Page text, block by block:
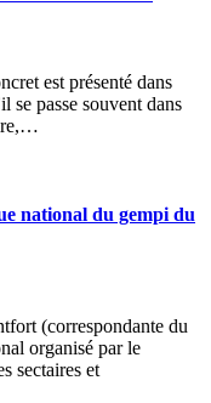
est présenté dans
se passe souvent dans
national du gempi du
(correspondante du
organisé par le
sectaires et